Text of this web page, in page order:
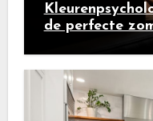
de perfecte